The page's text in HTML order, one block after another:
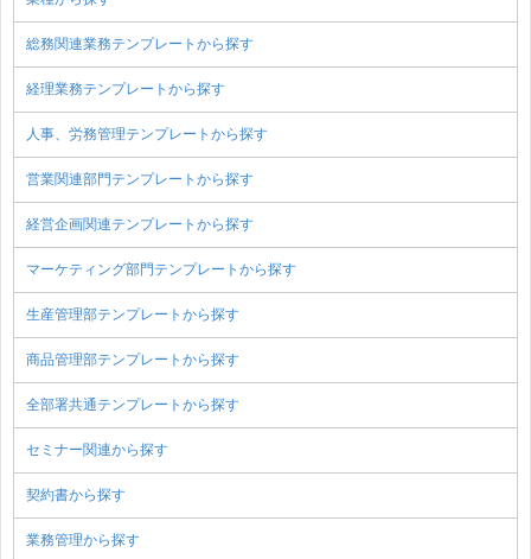
総務関連業務テンプレートから探す
経理業務テンプレートから探す
人事、労務管理テンプレートから探す
営業関連部門テンプレートから探す
経営企画関連テンプレートから探す
マーケティング部門テンプレートから探す
生産管理部テンプレートから探す
商品管理部テンプレートから探す
全部署共通テンプレートから探す
セミナー関連から探す
契約書から探す
業務管理から探す